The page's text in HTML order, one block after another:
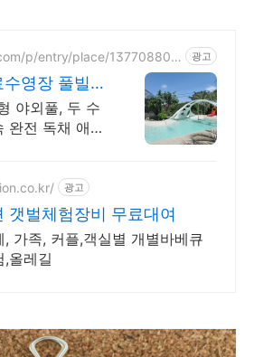
p/entry/place/137708803
광고
영장 풀빌라
적 감성숙소
야외풀, 두 수
완전 독채 애월
요.
광고
갯벌체험장비 무료대여
, 가족, 커플,객실별 개별바베큐
,올레길